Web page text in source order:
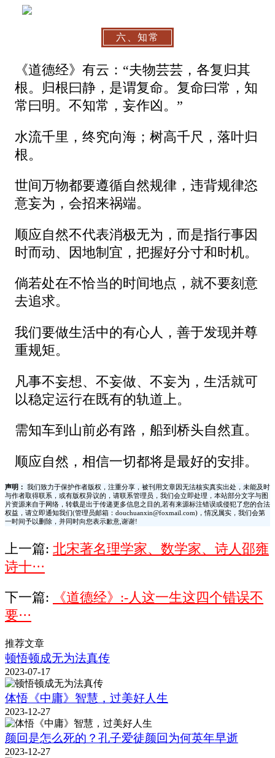
六、知常
《道德经》有云：“夫物芸芸，各复归其
根。归根曰静，是谓复命。复命曰常，知
常曰明。不知常，妄作凶。”
水流千里，终究向海；树高千尺，落叶归
根。
世间万物都要遵循自然规律，违背规律恣
意妄为，会招来祸端。
顺应自然不代表消极无为，而是指行事因
时而动、因地制宜，把握好分寸和时机。
倘若处在不恰当的时间地点，就不要刻意
去追求。
我们要做生活中的有心人，善于发现并尊
重规矩。
凡事不妄想、不妄做、不妄为，生活就可
以稳定运行在既有的轨道上。
需知车到山前必有路，船到桥头自然直。
顺应自然，相信一切都将是最好的安排。
声明：
我们致力于保护作者版权，注重分享，被刊用文章因无法核实真实出处，未能及时
与作者取得联系，或有版权异议的，请联系管理员，我们会立即处理，本站部分文字与图
片资源来自于网络，转载是出于传递更多信息之目的,若有来源标注错误或侵犯了您的合法
权益，请立即通知我们(管理员邮箱：douchuanxin@foxmail.com)，情况属实，我们会第
一时间予以删除，并同时向您表示歉意,谢谢!
上一篇: 北宋著名理学家、数学家、诗人邵雍
诗十···
下一篇:
《道德经》:-人这一生这四个错误不
要···
推荐文章
顿悟顿成无为法真传
2023-07-17
体悟《中庸》智慧，过美好人生
2023-12-27
颜回是怎么死的？孔子爱徒颜回为何英年早逝
2023-12-27